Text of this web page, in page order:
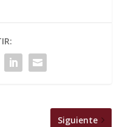
Siguiente